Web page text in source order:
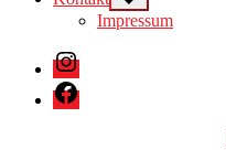
sub
menu
Impressum
Instagram
Facebook